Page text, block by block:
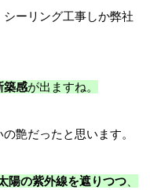
ーリング工事しか弊社
築感が出ますね。
艶だったと思います。
陽の紫外線を遮りつつ